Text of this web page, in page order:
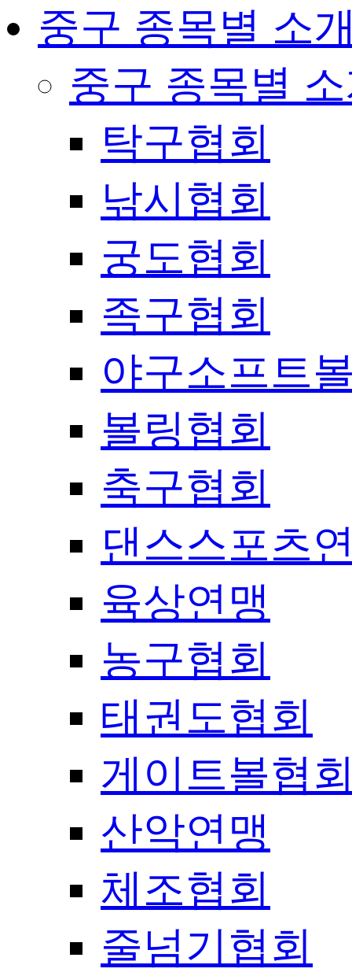
중구 종목별 소
중구 종목별
탁구협회
낚시협회
궁도협회
족구협회
야구소프트
볼링협회
축구협회
댄스스포츠
육상연맹
농구협회
태권도협회
게이트볼협
산악연맹
체조협회
줄넘기협회